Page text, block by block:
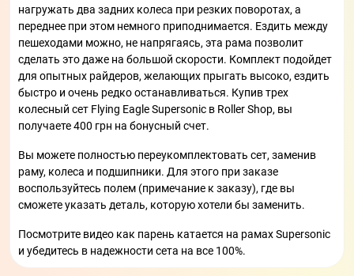
нагружать два задних колеса при резких поворотах, а
переднее при этом немного приподнимается. Ездить между
пешеходами можно, не напрягаясь, эта рама позволит
сделать это даже на большой скорости. Комплект подойдет
для опытных райдеров, желающих прыгать высоко, ездить
быстро и очень редко останавливаться. Купив трех
колесный сет Flying Eagle Supersonic в Roller Shop, вы
получаете 400 грн на бонусный счет.
Вы можете полностью переукомплектовать сет, заменив
раму, колеса и подшипники. Для этого при заказе
воспользуйтесь полем (примечание к заказу), где вы
сможете указать деталь, которую хотели бы заменить.
Посмотрите видео как парень катается на рамах Supersonic
и убедитесь в надежности сета на все 100%.